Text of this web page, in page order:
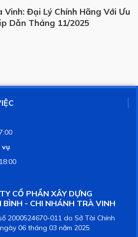
10
07-2025
VinFast Vĩnh Long
Trên Mọi Nẻo Đường
vụ
CỔ PHẦN XÂY DỰNG
BÌNH - CHI NHÁNH TRÀ VINH
2000524670-011 do Sở Tài Chính
06 tháng 03 năm 2025